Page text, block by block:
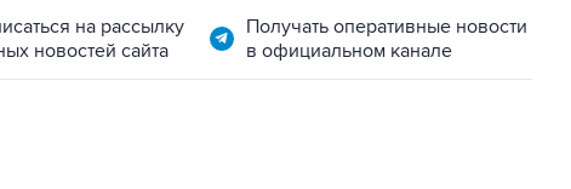
на рассылку
новостей сайта
Получать оперативные новости
в официальном канале